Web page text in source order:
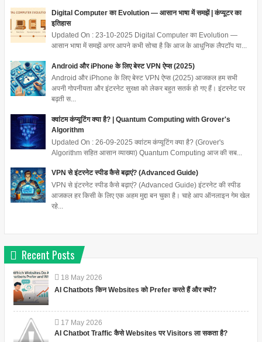
Digital Computer का Evolution — आसान भाषा में समझें | कंप्यूटर का
इतिहास
Updated On : 23-10-2025 Digital Computer का Evolution —
आसान भाषा में समझें अगर आपने कभी सोचा है कि आज के आधुनिक लैपटॉप या...
Android और iPhone के लिए बेस्ट VPN ऐप्स (2025)
Android और iPhone के लिए बेस्ट VPN ऐप्स (2025) आजकल हम सभी
अपनी गोपनीयता और इंटरनेट सुरक्षा को लेकर बहुत सतर्क हो गए हैं। इंटरनेट पर
बढ़ती स...
क्वांटम कंप्यूटिंग क्या है? | Quantum Computing with Grover's
Algorithm
Updated On : 26-09-2025 क्वांटम कंप्यूटिंग क्या है? (Grover's
Algorithm सहित आसान व्याख्या) Quantum Computing आज की सब...
VPN से इंटरनेट स्पीड कैसे बढ़ाएं? (Advanced Guide)
VPN से इंटरनेट स्पीड कैसे बढ़ाएं? (Advanced Guide) इंटरनेट की स्पीड
आजकल हर किसी के लिए एक अहम मुद्दा बन चुका है। चाहे आप ऑनलाइन गेम खेल
रहे...
Recent Posts
18 May 2026
AI Chatbots किन Websites को Prefer करते हैं और क्यों?
17 May 2026
AI Chatbot Traffic कैसे Websites पर Visitors ला सकता है?